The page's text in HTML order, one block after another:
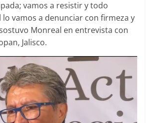
vamos a resistir y todo
lo vamos a denunciar con firmeza y
Monreal en entrevista con
Jalisco.